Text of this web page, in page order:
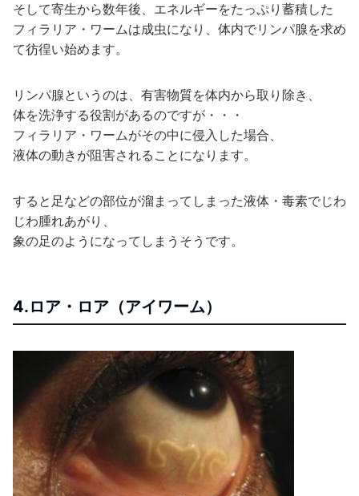
そして寄生から数年後、エネルギーをたっぷり蓄積した
フィラリア・ワームは成虫になり、体内でリンパ腺を求め
て彷徨い始めます。
リンパ腺というのは、有害物質を体内から取り除き、
体を洗浄する役割があるのですが・・・
フィラリア・ワームがその中に侵入した場合、
液体の動きが阻害されることになります。
すると足などの部位が溜まってしまった液体・毒素でじわ
じわ腫れあがり、
象の足のようになってしまうそうです。
4.ロア・ロア（アイワーム）